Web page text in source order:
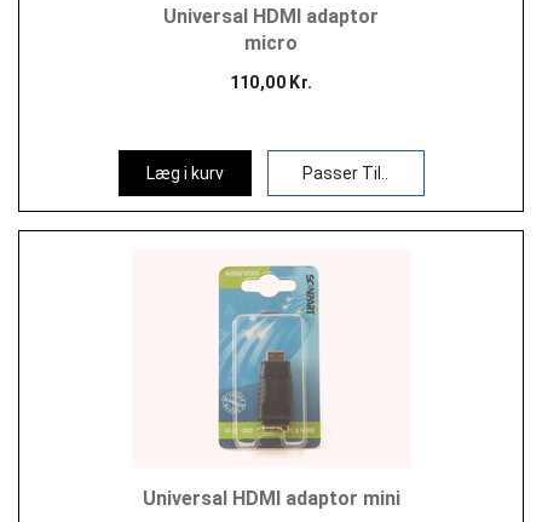
Universal HDMI adaptor
micro
110,00 Kr.
Læg i kurv Passer Til..
Universal HDMI adaptor mini